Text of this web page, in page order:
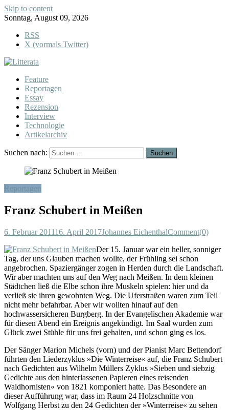
Skip to content
Sonntag, August 09, 2026
RSS
X (vormals Twitter)
Feature
Reportagen
Essay
Rezension
Interview
Technologie
Artikelarchiv
Suchen nach:
Reportagen
Franz Schubert in Meißen
6. Februar 201116. April 2017Johannes EichenthalComment(0)
Der 15. Januar war ein heller, sonniger
Tag, der uns Glauben machen wollte, der Frühling sei schon
angebrochen. Spaziergänger zogen in Herden durch die Landschaft.
Wir aber machten uns auf den Weg nach Meißen. In dem kleinen
Städtchen ließ die Elbe schon ihre Muskeln spielen: hier und da
verließ sie ihren gewohnten Weg. Die Uferstraßen waren zum Teil
nicht mehr befahrbar. Aber wir wollten hinauf auf den
hochwassersicheren Burgberg. In der Evangelischen Akademie war
für diesen Abend ein Ereignis angekündigt. Im Saal wurden zum
Glück zwei Stühle für uns frei gehalten, und schon ging es los.
Der Sänger Marion Michels (vorn) und der Pianist Marc Bettendorf
führten den Liederzyklus »Die Winterreise« auf, die Franz Schubert
nach Gedichten aus Wilhelm Müllers Zyklus »Sieben und siebzig
Gedichte aus den hinterlassenen Papieren eines reisenden
Waldhornisten« von 1821 komponiert hatte. Das Besondere an
dieser Aufführung war, dass im Raum 24 Holzschnitte von
Wolfgang Herbst zu den 24 Gedichten der »Winterreise« zu sehen